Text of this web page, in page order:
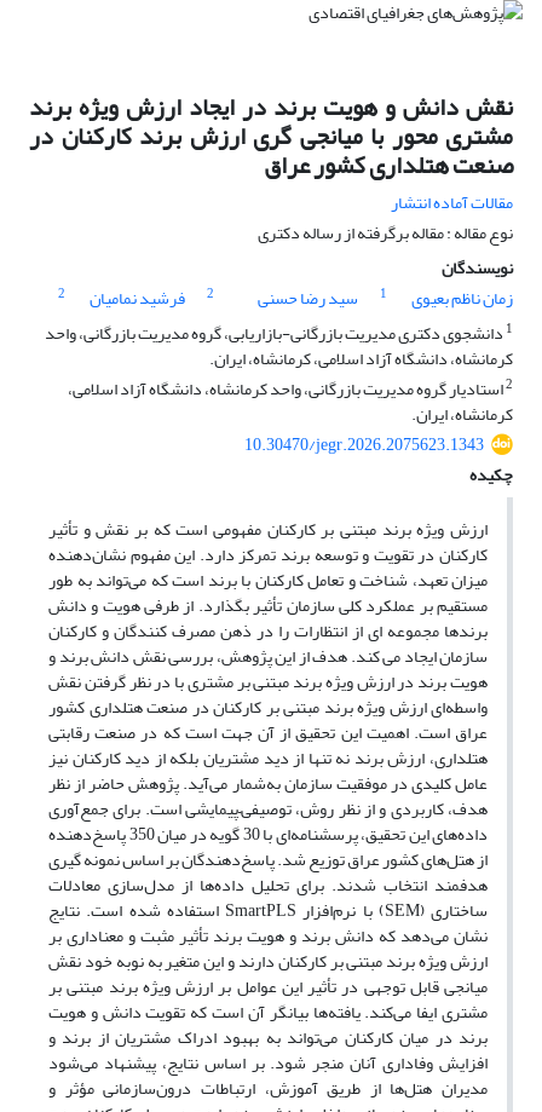
نقش دانش و هویت برند در ایجاد ارزش ویژه برند
مشتری محور با میانجی گری ارزش برند کارکنان در
صنعت هتلداری کشور عراق
مقالات آماده انتشار
نوع مقاله : مقاله برگرفته از رساله دکتری
نویسندگان
زمان ناظم بعیوی
1 سید رضا حسنی 2 فرشید نمامیان
2
1 دانشجوی دکتری مدیریت بازرگانی-بازاریابی، گروه مدیریت بازرگانی، واحد
کرمانشاه، دانشگاه آزاد اسلامی، کرمانشاه، ایران.
2استادیار گروه مدیریت بازرگانی، واحد کرمانشاه، دانشگاه آزاد اسلامی،
کرمانشاه، ایران.
10.30470/jegr.2026.2075623.1343
چکیده
ارزش ویژه برند مبتنی بر کارکنان مفهومی است که بر نقش و تأثیر
کارکنان در تقویت و توسعه برند تمرکز دارد. این مفهوم نشان‌دهنده
میزان تعهد، شناخت و تعامل کارکنان با برند است که می‌تواند به طور
مستقیم بر عملکرد کلی سازمان تأثیر بگذارد. از طرفی هویت و دانش
برندها مجموعه ای از انتظارات را در ذهن مصرف کنندگان و کارکنان
سازمان ایجاد می کند. هدف از این پژوهش، بررسی نقش دانش برند و
هویت برند در ارزش ویژه برند مبتنی بر مشتری با در نظر گرفتن نقش
واسطه‌ای ارزش ویژه برند مبتنی بر کارکنان در صنعت هتلداری کشور
عراق است. اهمیت این تحقیق از آن جهت است که در صنعت رقابتی
هتلداری، ارزش برند نه تنها از دید مشتریان بلکه از دید کارکنان نیز
عامل کلیدی در موفقیت سازمان به‌شمار می‌آید. پژوهش حاضر از نظر
هدف، کاربردی و از نظر روش، توصیفی–پیمایشی است. برای جمع‌آوری
داده‌های این تحقیق، پرسشنامه‌ای با 30 گویه در میان 350 پاسخ‌دهنده
از هتل‌های کشور عراق توزیع شد. پاسخ‌دهندگان بر اساس نمونه گیری
هدفمند انتخاب شدند. برای تحلیل داده‌ها از مدل‌سازی معادلات
ساختاری (SEM) با نرم‌افزار SmartPLS استفاده شده است. نتایج
نشان می‌دهد که دانش برند و هویت برند تأثیر مثبت و معناداری بر
ارزش ویژه برند مبتنی بر کارکنان دارند و این متغیر به نوبه خود نقش
میانجی قابل توجهی در تأثیر این عوامل بر ارزش ویژه برند مبتنی بر
مشتری ایفا می‌کند. یافته‌ها بیانگر آن است که تقویت دانش و هویت
برند در میان کارکنان می‌تواند به بهبود ادراک مشتریان از برند و
افزایش وفاداری آنان منجر شود. بر اساس نتایج، پیشنهاد می‌شود
مدیران هتل‌ها از طریق آموزش، ارتباطات درون‌سازمانی مؤثر و